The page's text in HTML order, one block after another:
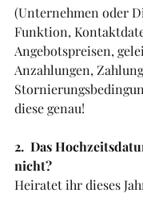
(Unternehmen oder
Funktion,
Angebotspreisen,
Anzahlungen,
diese genau!
2.  Das
nicht?
Heiratet ihr dieses